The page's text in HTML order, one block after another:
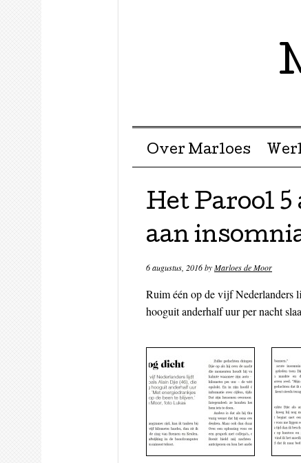
Menu ☰
Skip to content
Over Marloes
Het Parool
aan
6 augustus, 2016byMarloes de Moor
Ruim één op de vijf Nederlanders
hooguit anderhalf uur per nacht